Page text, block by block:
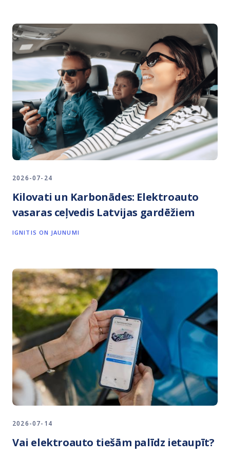
2026-07-24
Kilovati un Karbonādes: Elektroauto
vasaras ceļvedis Latvijas gardēžiem
IGNITIS ON JAUNUMI
2026-07-14
Vai elektroauto tiešām palīdz ietaupīt?